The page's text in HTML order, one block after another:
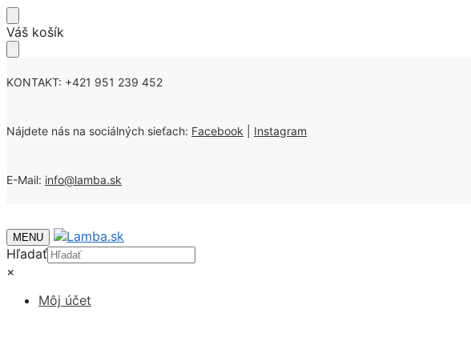
Skip
to
Skip
to
Váš košík
KONTAKT: +421 951 239 452
Nájdete nás na sociálných sieťach: Facebook Instagram
E-Mail: info@lamba.sk
MENU
Hľadať
×
Môj účet